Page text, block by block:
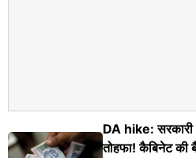
DA hike: सरकारी
तोहफा! कैबिनेट की